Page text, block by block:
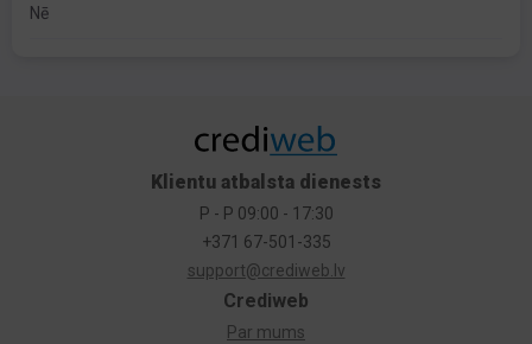
Nē
Crediweb
Par mums
Klientu atbalsta dienests
P - P 09:00 - 17:30
+371 67-501-335
support@crediweb.lv